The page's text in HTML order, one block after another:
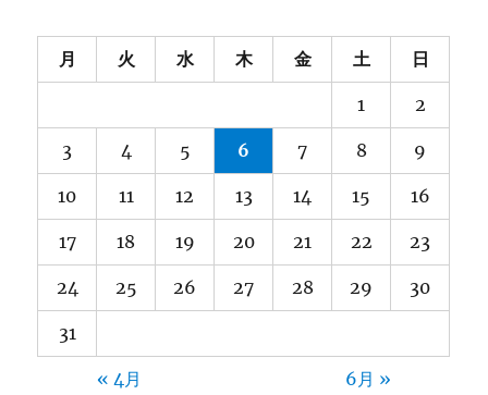
月 火 水 木 金 土 日
1 2
3 4 5 6 7 8 9
10 11 12 13 14 15 16
17 18 19 20 21 22 23
24 25 26 27 28 29 30
31
« 4月 6月 »